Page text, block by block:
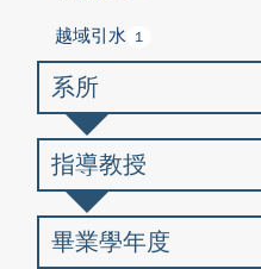
越域引水 1
系所
指導教授
畢業學年度